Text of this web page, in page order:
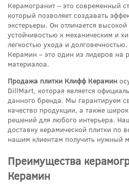
Керамогранит – это современный
который позволяет создавать
экстерьеры. Он отличается
устойчивостью к механическим и
легкостью ухода и
Керамин – это один из лидеров на
материалоа.
Продажа плитки Клифф Керамин
DillMart, которая является
данного бренда. Мы гарантируем
качество продукции, а также
решений для любого интерьера.
доставку керамической плитки по
нашим клиентам получить нужный
Преимущества
Керамин